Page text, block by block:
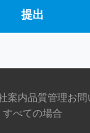
提出
案内品質管理お問
すべての場合